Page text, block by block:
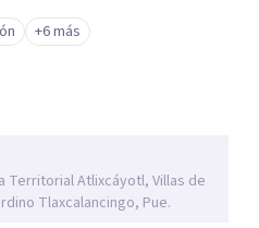
a lo largo de
ayudado a muchos
consigo mismos y
Te ayudo a desarrollar la
tu vida. Estudié Psicología
de Tamulipas.
Amazon internacional,
+6 más
Territorial Atlixcáyotl, Villas de
Tlaxcalancingo, Pue.